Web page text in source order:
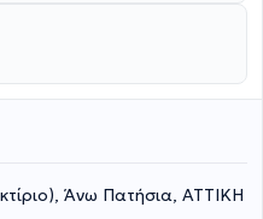
Ιατρική Σχολή του
στην αποκατάσταση
στο Γενικό
"Η Σωτηρία".
στην 8η Πνευμονολογική
Θώρακος "Η
Ντυνάν" Hospital Center
στο ίδιο Τμήμα του
Άνω Πατήσια, ΑΤΤΙΚΗ